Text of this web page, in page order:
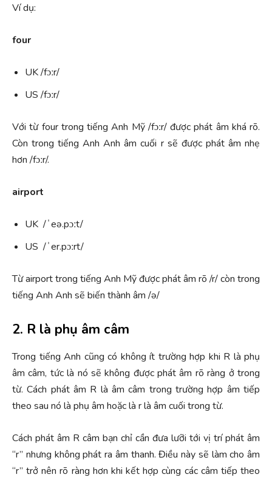
Ví dụ:
four
UK /fɔːr/
US /fɔːr/
Với từ four trong tiếng Anh Mỹ /fɔːr/ được phát âm khá rõ.
Còn trong tiếng Anh Anh âm cuối r sẽ được phát âm nhẹ
hơn /fɔːr/.
airport
UK /ˈeə.pɔːt/
US /ˈer.pɔːrt/
Từ airport trong tiếng Anh Mỹ được phát âm rõ /r/ còn trong
tiếng Anh Anh sẽ biến thành âm /ə/
2. R là phụ âm câm
Trong tiếng Anh cũng có không ít trường hợp khi R là phụ
âm câm, tức là nó sẽ không được phát âm rõ ràng ở trong
từ. Cách phát âm R là âm câm trong trường hợp âm tiếp
theo sau nó là phụ âm hoặc là r là âm cuối trong từ.
Cách phát âm R câm bạn chỉ cần đưa lưỡi tới vị trí phát âm
“r” nhưng không phát ra âm thanh. Điều này sẽ làm cho âm
“r” trở nên rõ ràng hơn khi kết hợp cùng các câm tiếp theo